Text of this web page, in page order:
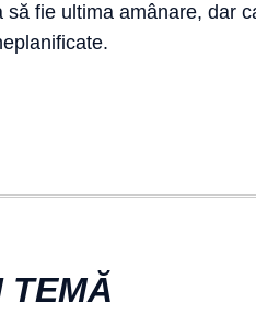
să fie ultima amânare, dar
TEMĂ